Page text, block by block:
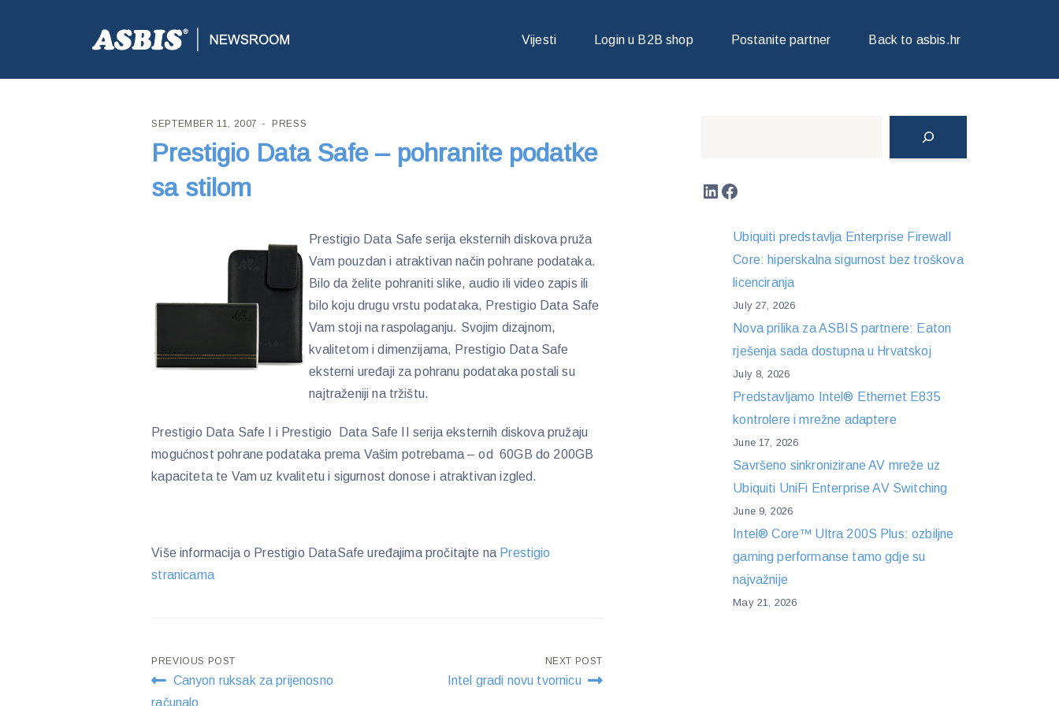
Vijesti Login u B2B shop Postanite partner Back to asbis.hr
ASBIS CROATIA>PRESS> PRESTIGIO DATA SAFE – POHRANITE PODATKE SA STILOM
SEPTEMBER 11, 2007 PRESS
Prestigio Data Safe – pohranite podatke
sa stilom
Prestigio Data Safe serija eksternih diskova pruža
Vam pouzdan i atraktivan način pohrane podataka.
Bilo da želite pohraniti slike, audio ili video zapis ili
bilo koju drugu vrstu podataka, Prestigio Data Safe
Vam stoji na raspolaganju. Svojim dizajnom,
kvalitetom i dimenzijama, Prestigio Data Safe
eksterni uređaji za pohranu podataka postali su
najtraženiji na tržištu.
Prestigio Data Safe I i Prestigio Data Safe II serija eksternih diskova pružaju
mogućnost pohrane podataka prema Vašim potrebama – od 60GB do 200GB
kapaciteta te Vam uz kvalitetu i sigurnost donose i atraktivan izgled.
Više informacija o Prestigio DataSafe uređajima pročitajte na Prestigio
stranicama
Post
PREVIOUS POST
Canyon ruksak za prijenosno
računalo
NEXT POST
Intel gradi novu tvornicu
LinkedIn
Facebook
Ubiquiti predstavlja Enterprise Firewall
Core: hiperskalna sigurnost bez troškova
licenciranja
July 27, 2026
Nova prilika za ASBIS partnere: Eaton
rješenja sada dostupna u Hrvatskoj
July 8, 2026
Predstavljamo Intel® Ethernet E835
kontrolere i mrežne adaptere
June 17, 2026
Savršeno sinkronizirane AV mreže uz
Ubiquiti UniFi Enterprise AV Switching
June 9, 2026
Intel® Core™ Ultra 200S Plus: ozbiljne
gaming performanse tamo gdje su
najvažnije
May 21, 2026